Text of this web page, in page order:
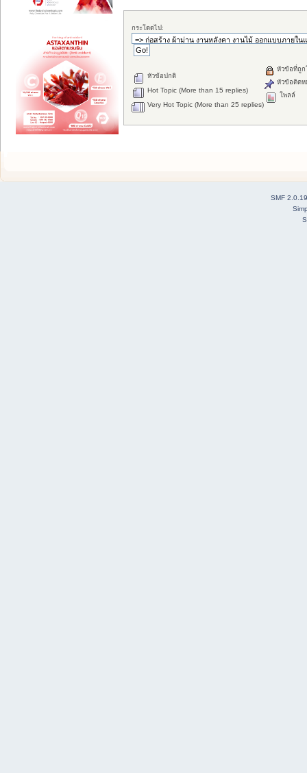
กระโดดไป:
หัวข้อปกติ
Hot Topic (More than 15 replies)
Very Hot Topic (More than 25 replies)
หัวข้อที่ถู
หัวข้อติดห
โพลล์
SMF 2.0.19